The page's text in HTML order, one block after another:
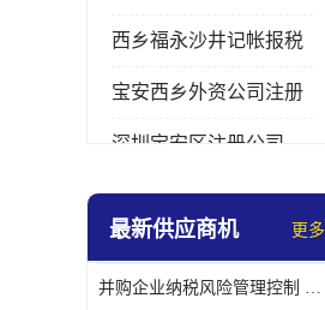
西乡福永沙井记帐报税
宝安西乡外资公司注册
深圳宝安区注册公司
宝安西乡办理营业执照
宝安西乡代理记帐
最新供应商机 更多
并购企业纳税风险管理控制 企业纳税风险管理控制 如何操作